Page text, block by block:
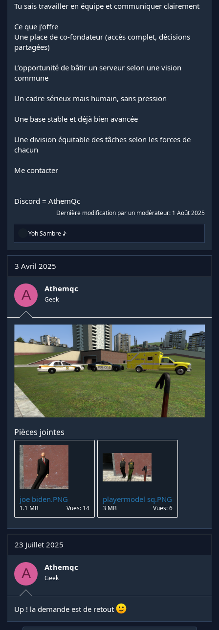
Tu sais travailler en équipe et communiquer clairement
Ce que j’offre
Une place de co-fondateur (accès complet, décisions
partagées)
L’opportunité de bâtir un serveur selon une vision
commune
Un cadre sérieux mais humain, sans pression
Une base stable et déjà bien avancée
Une division équitable des tâches selon les forces de
chacun
Me contacter
Discord = AthemQc
Dernière modification par un modérateur: 1 Août 2025
R
a
c
t
i
n
s
Yoh Sambre ♪
3 Avril 2025
A Athemqc
Geek
Pièces jointes
joe biden.PNG
1.1 MB Vues: 14
playermodel sq.PNG
3 MB Vues: 6
23 Juillet 2025
A Athemqc
Geek
Up ! la demande est de retout